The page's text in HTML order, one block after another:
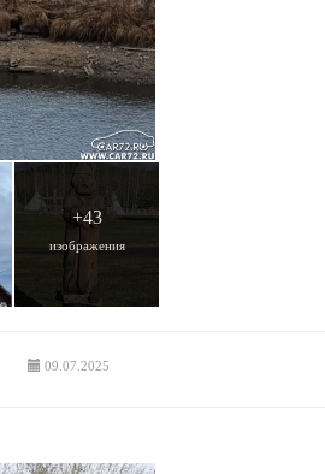
+43
изображения
09.07.2025